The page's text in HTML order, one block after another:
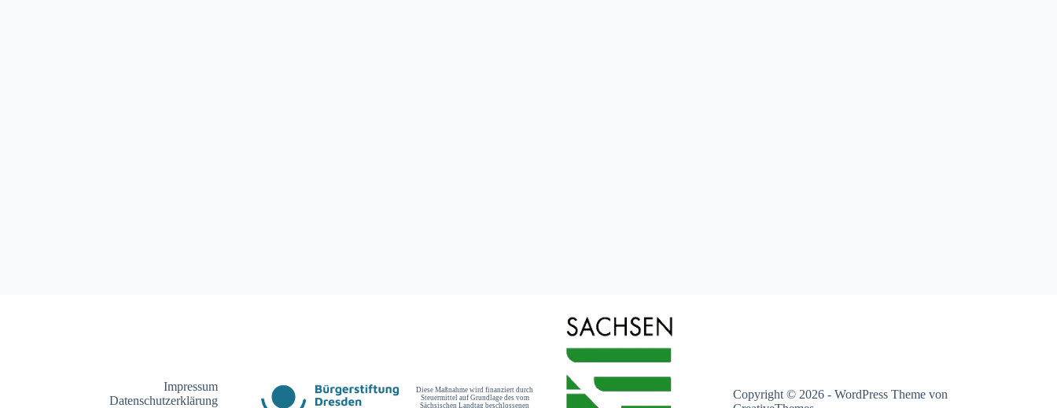
Impressum
Datenschutzerklärung
Diese Maßnahme wird finanziert durch
Steuermittel auf Grundlage des vom
Sächsischen Landtag beschlossenen
Copyright © 2026 - WordPress Theme von